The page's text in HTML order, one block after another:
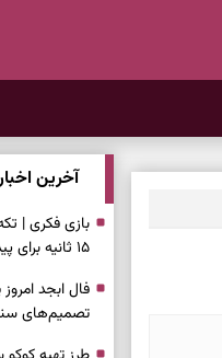
آخرین
بازی فکری |
۱۵ ثانیه برای پیداکردنش وقت دارید
تصمیم‌های